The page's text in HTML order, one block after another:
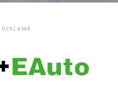
REKLAMA